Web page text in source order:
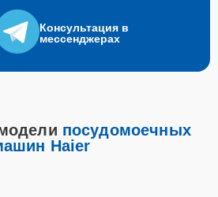
Консультация в
мессенджерах
посудомоечных
Haier